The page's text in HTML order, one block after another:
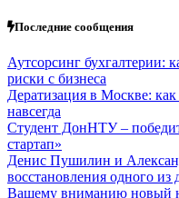
Перейти
содержанию
Последние сообщения
Аутсорсинг бухгалтерии:
риски с бизнеса
Дератизация в Москве: как
навсегда
Студент ДонНТУ –
стартап»
Денис Пушилин и
восстановления одного
Вашему вниманию новый